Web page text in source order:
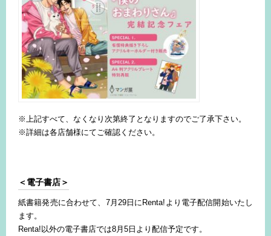
※上記すべて、なくなり次第終了となりますのでご了承下さい。
※詳細は各店舗様にてご確認ください。
＜電子書店＞
紙書籍発売に合わせて、7月29日にRenta!より電子配信開始いたし
ます。
Renta!以外の電子書店では8月5日より配信予定です。